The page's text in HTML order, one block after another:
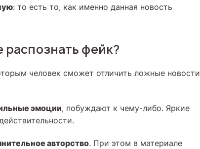
: то есть то, как именно данная новость
фейк?
человек сможет отличить ложные новости
эмоции, побуждают к чему-либо. Яркие
авторство. При этом в материале